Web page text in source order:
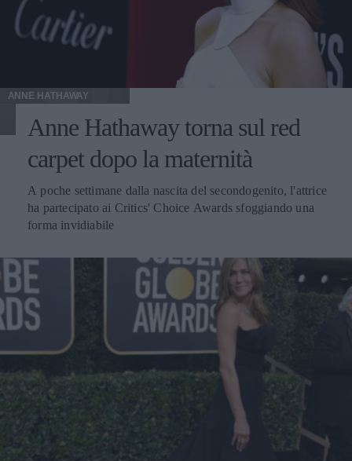
ANNE HATHAWAY
Anne Hathaway torna sul red
carpet dopo la maternità
A poche settimane dalla nascita del secondogenito, l'attrice
ha partecipato ai Critics' Choice Awards sfoggiando una
forma invidiabile